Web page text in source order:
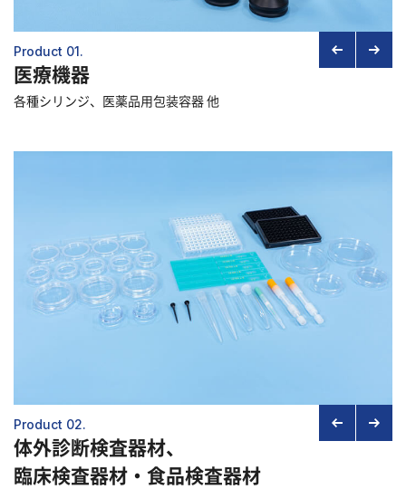
Product 01.
医療機器
各種シリンジ、医薬品用包装容器 他
Product 02.
体外診断検査器材、
臨床検査器材・食品検査器材